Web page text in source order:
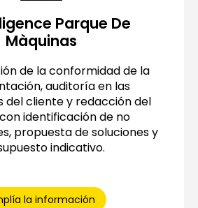
Parque De
Màquinas
de la conformidad de la
auditoría en las
del cliente y redacción del
identificación de no
propuesta de soluciones y
indicativo.
la información